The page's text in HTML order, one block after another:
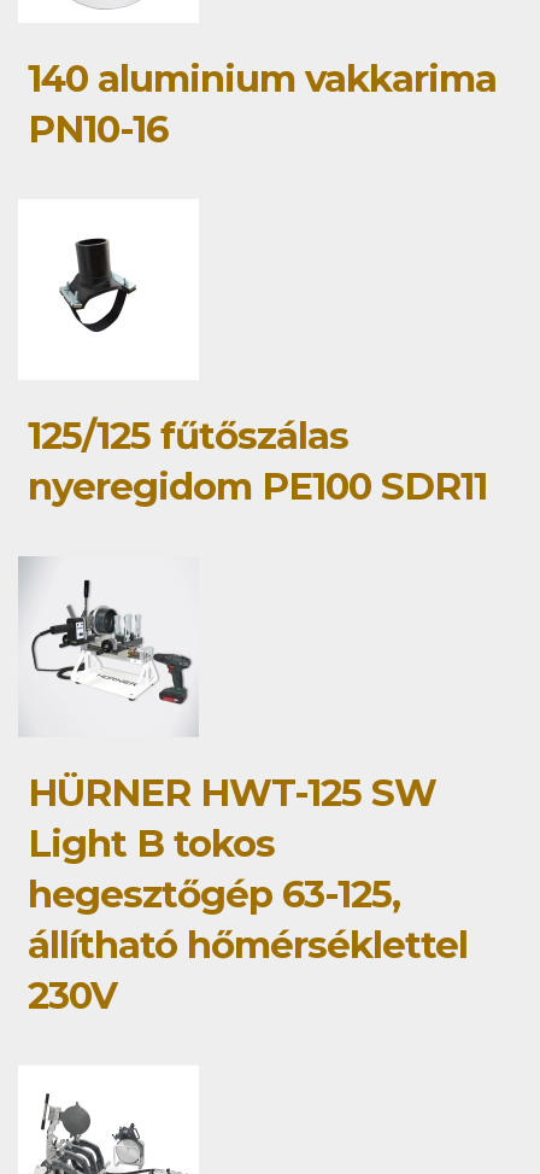
140 aluminium vakkarima
PN10-16
125/125 fűtőszálas
nyeregidom PE100 SDR11
HÜRNER HWT-125 SW
Light B tokos
hegesztőgép 63-125,
állítható hőmérséklettel
230V